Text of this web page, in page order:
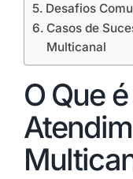
Desafios
Casos de
Multicanal
O Que